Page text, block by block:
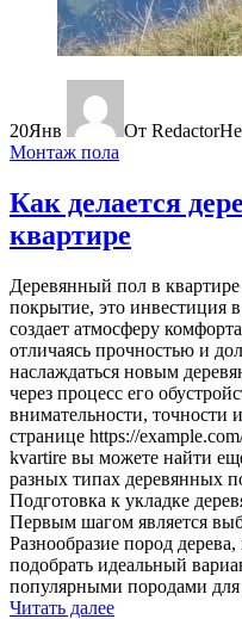
20Янв От Redactor
Монтаж пола
Как делается
квартире
Деревянный пол в
покрытие, это инвестиция
создает атмосферу
отличаясь прочностью и
наслаждаться новым
через процесс его
внимательности, точности
странице https://
kvartire вы можете найти
разных типах деревянных
Подготовка к укладке
Первым шагом является
Разнообразие пород
подобрать идеальный
популярными породами для
Читать далее